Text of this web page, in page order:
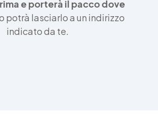
e porterà il pacco dove
potrà lasciarlo a un indirizzo
indicato da te.